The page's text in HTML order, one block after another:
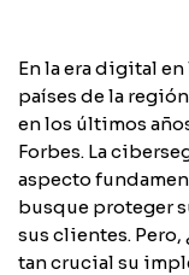
En la era digital
países de la
en los últimos
Forbes. La
aspecto
busque proteger
sus clientes.
tan crucial su